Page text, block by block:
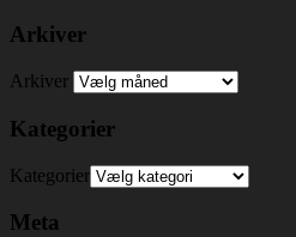
Arkiver
Arkiver
Kategorier
Kategorier
Meta